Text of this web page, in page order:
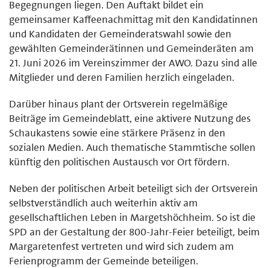
Begegnungen liegen. Den Auftakt bildet ein
gemeinsamer Kaffeenachmittag mit den Kandidatinnen
und Kandidaten der Gemeinderatswahl sowie den
gewählten Gemeinderätinnen und Gemeinderäten am
21. Juni 2026 im Vereinszimmer der AWO. Dazu sind alle
Mitglieder und deren Familien herzlich eingeladen.
Darüber hinaus plant der Ortsverein regelmäßige
Beiträge im Gemeindeblatt, eine aktivere Nutzung des
Schaukastens sowie eine stärkere Präsenz in den
sozialen Medien. Auch thematische Stammtische sollen
künftig den politischen Austausch vor Ort fördern.
Neben der politischen Arbeit beteiligt sich der Ortsverein
selbstverständlich auch weiterhin aktiv am
gesellschaftlichen Leben in Margetshöchheim. So ist die
SPD an der Gestaltung der 800-Jahr-Feier beteiligt, beim
Margaretenfest vertreten und wird sich zudem am
Ferienprogramm der Gemeinde beteiligen.